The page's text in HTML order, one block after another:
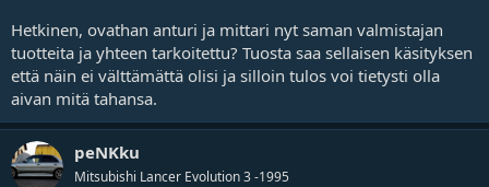
Hetkinen, ovathan anturi ja mittari nyt saman valmistajan
tuotteita ja yhteen tarkoitettu? Tuosta saa sellaisen käsityksen
että näin ei välttämättä olisi ja silloin tulos voi tietysti olla
aivan mitä tahansa.
peNKku
Mitsubishi Lancer Evolution 3 -1995